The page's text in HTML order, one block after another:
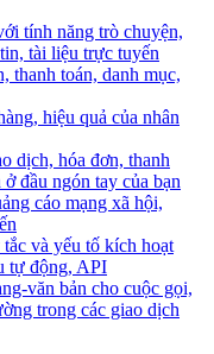
tính năng trò chuyện,
tài liệu trực tuyến
thanh toán, danh mục,
hiệu quả của nhân
dịch, hóa đơn, thanh
đầu ngón tay của bạn
cáo mạng xã hội,
và yếu tố kích hoạt
tự động, API
văn bản cho cuộc gọi,
trong các giao dịch